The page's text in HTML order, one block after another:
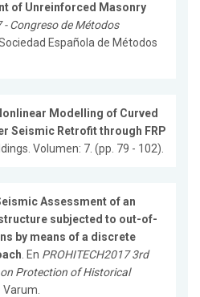
of Unreinforced Masonry
- Congreso de Métodos
Española de Métodos
Modelling of Curved
Seismic Retrofit through FRP
Volumen: 7. (pp. 79 - 102).
Assessment of an
subjected to out-of-
by means of a discrete
. En PROHITECH2017 3rd
Protection of Historical
Varum.